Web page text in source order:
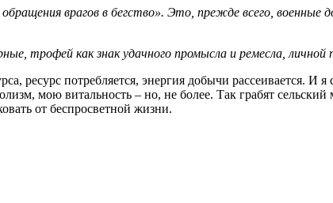
обращения врагов в бегство». Это, прежде всего,
трофей как знак удачного промысла и ремесла, личной
ресурс потребляется, энергия добычи рассеивается.
мою витальность – но, не более. Так грабят
от беспросветной жизни.